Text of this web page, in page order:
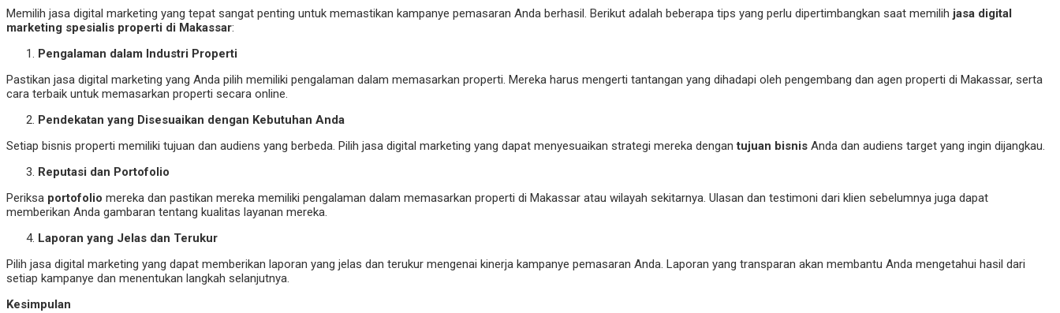
Memilih jasa digital marketing yang tepat sangat penting untuk memastikan kampanye pemasaran Anda berhasil. Berikut adalah beberapa tips yang perlu dipertimbangkan saat memilih jasa digital
marketing spesialis properti di Makassar:
Pengalaman dalam Industri Properti
Pastikan jasa digital marketing yang Anda pilih memiliki pengalaman dalam memasarkan properti. Mereka harus mengerti tantangan yang dihadapi oleh pengembang dan agen properti di Makassar, serta
cara terbaik untuk memasarkan properti secara online.
Pendekatan yang Disesuaikan dengan Kebutuhan Anda
Setiap bisnis properti memiliki tujuan dan audiens yang berbeda. Pilih jasa digital marketing yang dapat menyesuaikan strategi mereka dengantujuan bisnis Anda dan audiens target yang ingin dijangkau.
Reputasi dan Portofolio
Periksa portofolio mereka dan pastikan mereka memiliki pengalaman dalam memasarkan properti di Makassar atau wilayah sekitarnya. Ulasan dan testimoni dari klien sebelumnya juga dapat
memberikan Anda gambaran tentang kualitas layanan mereka.
Laporan yang Jelas dan Terukur
Pilih jasa digital marketing yang dapat memberikan laporan yang jelas dan terukur mengenai kinerja kampanye pemasaran Anda. Laporan yang transparan akan membantu Anda mengetahui hasil dari
setiap kampanye dan menentukan langkah selanjutnya.
Kesimpulan